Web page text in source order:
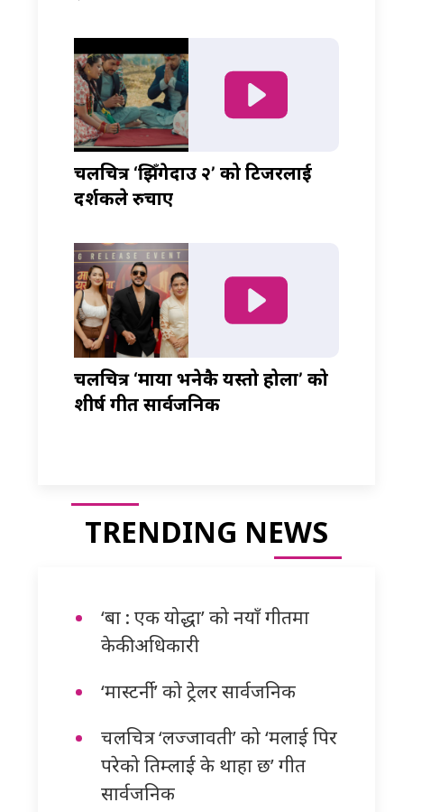
चलचित्र ‘झिँगेदाउ २’ को टिजरलाई
दर्शकले रुचाए
चलचित्र ‘माया भनेकै यस्तो होला’ को
शीर्ष गीत सार्वजनिक
TRENDING NEWS
‘बा : एक योद्धा’ को नयाँ गीतमा
केकी अधिकारी
‘मास्टर्नी’ को ट्रेलर सार्वजनिक
चलचित्र ‘लज्जावती’ को ‘मलाई पिर
परेको तिम्लाई के थाहा छ’ गीत
सार्वजनिक